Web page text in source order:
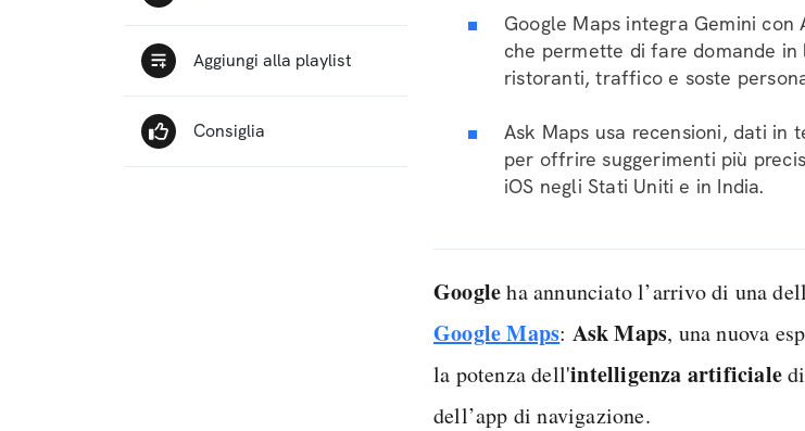
Google Maps integra Gemini
che permette di fare domande
ristoranti, traffico e soste
Ask Maps usa recensioni, dati in
per offrire suggerimenti più
iOS negli Stati Uniti e in India.
Googleha annunciato l’arrivo di una
Google Maps: Ask Maps, una nuova
la potenza dell'intelligenza artificialedi
dell’app di navigazione.